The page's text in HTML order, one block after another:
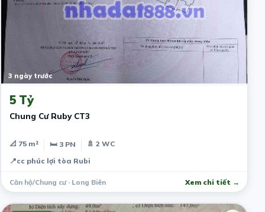
3 ngày trước
5 Tỷ
Chung Cư Ruby CT3
📐 75 m² 🛏 3 PN
🚿 2 WC
📍cc phúc lợi tòa Rubi
Căn hộ/Chung cư · Long Biên Xem chi tiết →